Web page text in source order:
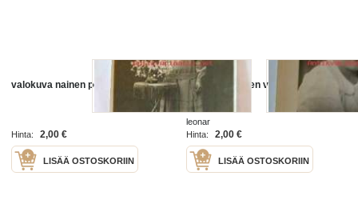
valokuva nainen pöytä ja kukat
Hinta: 2,00 €
LISÄÄ OSTOSKORIIN
valokuva nainen vihanti
leonar
Hinta:
2,00 €
LISÄÄ OSTOSKORIIN